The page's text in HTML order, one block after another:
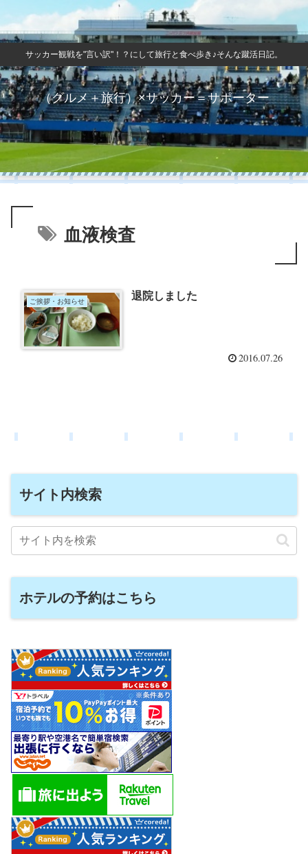
サッカー観戦を"言い訳"！？にして旅行と食べ歩き♪そんな蹴活日記。
（グルメ＋旅行）×サッカー＝サポーター
血液検査
ご挨拶・お知らせ 退院しました
2016.07.26
サイト内検索
ホテルの予約はこちら